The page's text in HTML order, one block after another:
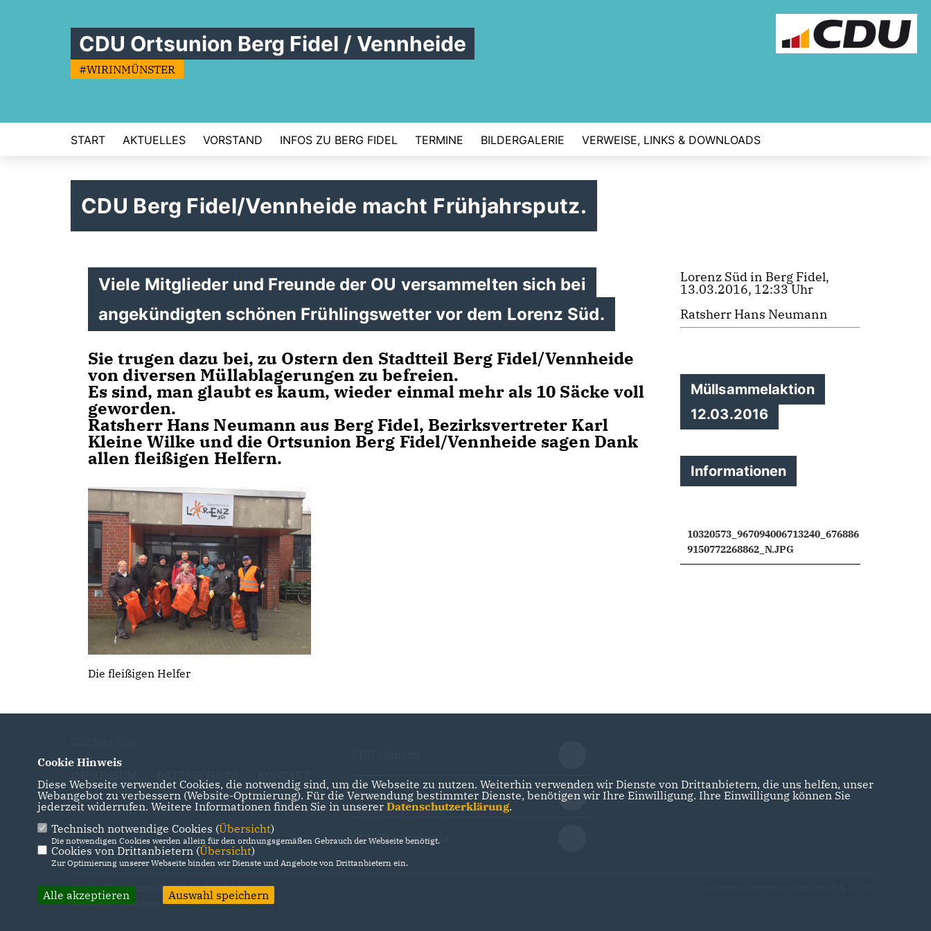
CDU Ortsunion Berg Fidel / Vennheide
#WIRINMÜNSTER
START AKTUELLES VORSTAND INFOS ZU BERG FIDEL TERMINE BILDERGALERIE VERWEISE, LINKS & DOWNLOADS
CDU Berg Fidel/Vennheide macht Frühjahrsputz.
Viele Mitglieder und Freunde der OU versammelten sich bei
angekündigten schönen Frühlingswetter vor dem Lorenz Süd.
Sie trugen dazu bei, zu Ostern den Stadtteil Berg Fidel/Vennheide
von diversen Müllablagerungen zu befreien.
Es sind, man glaubt es kaum, wieder einmal mehr als 10 Säcke voll
geworden.
Ratsherr Hans Neumann aus Berg Fidel, Bezirksvertreter Karl
Kleine Wilke und die Ortsunion Berg Fidel/Vennheide sagen Dank
allen fleißigen Helfern.
Die fleißigen Helfer
Lorenz Süd in Berg Fidel,
13.03.2016, 12:33 Uhr
Ratsherr Hans Neumann
Müllsammelaktion
12.03.2016
Informationen
10320573_967094006713240_676886
9150772268862_N.JPG
CDU NRW
CDU Deutschlands
@2026 CDU Ortsunion Berg Fidel / Vennheide
Alle Rechte vorbehalten.
Cookie Hinweis
Diese Webseite verwendet Cookies, die notwendig sind, um die Webseite zu nutzen. Weiterhin verwenden wir Dienste von Drittanbietern, die uns helfen, unser
Webangebot zu verbessern (Website-Optmierung). Für die Verwendung bestimmter Dienste, benötigen wir Ihre Einwilligung. Ihre Einwilligung können Sie
jederzeit widerrufen. Weitere Informationen finden Sie in unserer Datenschutzerklärung.
Technisch notwendige Cookies (Übersicht)
Die notwendigen Cookies werden allein für den ordnungsgemäßen Gebrauch der Webseite benötigt.
Cookies von Drittanbietern (Übersicht)
Zur Optimierung unserer Webseite binden wir Dienste und Angebote von Drittanbietern ein.
Alle akzeptieren Auswahl speichern